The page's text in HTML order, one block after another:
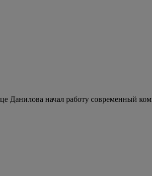
Данилова начал работу современный